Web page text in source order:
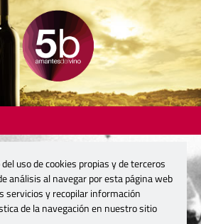
uso de cookies propias y de terceros
análisis al navegar por esta página web
servicios y recopilar información
de la navegación en nuestro sitio